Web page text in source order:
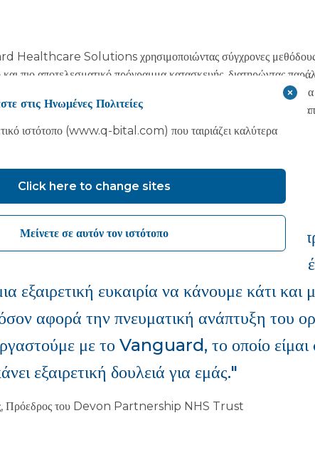
Healthcare Solutions χρησιμοποιώντας σύγχρονες
και πιο αποτελεσματικό πρόγραμμα κατασκευής, διατηρώντας
Το Devon NHS Partnership Trust παρέχει ένα ευρύ
και άνοια. Το Trust, το οποίο έχει αξιολογηθεί ως 'Καλό'
άτομα και έχει επαφή με περίπου 30.000 άτομα κάθε μήνα.
ευκαιρία για μια νέα κατασκευή. Χτίζουμε
τα τελευταία χρόνια και αυτό είναι
εξαιρετική ευκαιρία να κάνουμε κάτι και
αφορά την πνευματική ανάπτυξη του
με το Vanguard, το οποίο είμαι
εξαιρετική δουλειά για εμάς."
Πρόεδρος του Devon Partnership NHS Trust
στις Ηνωμένες Πολιτείες
ιστότοπο (www.q-bital.com) που ταιριάζει καλύτερα
Click here to change sites
Μείνετε σε αυτόν τον ιστότοπο